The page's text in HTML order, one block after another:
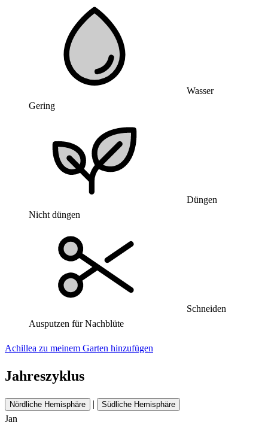
Wasser
Gering
Düngen
Nicht düngen
Schneiden
Ausputzen für Nachblüte
Achillea zu meinem Garten hinzufügen
Jahreszyklus
Nördliche Hemisphäre | Südliche Hemisphäre
Jan